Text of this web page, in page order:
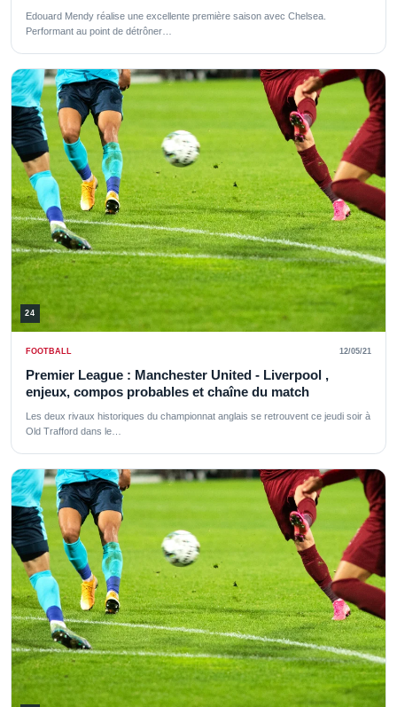
Edouard Mendy réalise une excellente première saison avec Chelsea.
Performant au point de détrôner…
24
FOOTBALL 12/05/21
Premier League : Manchester United - Liverpool ,
enjeux, compos probables et chaîne du match
Les deux rivaux historiques du championnat anglais se retrouvent ce jeudi soir à
Old Trafford dans le…